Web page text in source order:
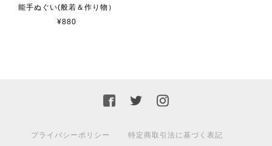
能手ぬぐい(般若＆作り物）
¥880
プライバシーポリシー 特定商取引法に基づく表記